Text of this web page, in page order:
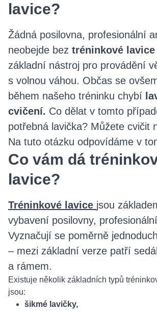
lavice?
Žádná posilovna, profesionální
neobejde bez tréninkové lavice
základní nástroj pro provádění
s volnou váhou. Občas se
během našeho tréninku chybí
cvičení. Co dělat v tomto
potřebná lavička? Můžete cvičit
Na tuto otázku odpovídáme v
Co vám dá
lavice?
Tréninkové lavice jsou
vybavení posilovny,
Vyznačují se poměrně
– mezi základní verze patří
a rámem.
Existuje několik základních typů
jsou:
šikmé lavičky,